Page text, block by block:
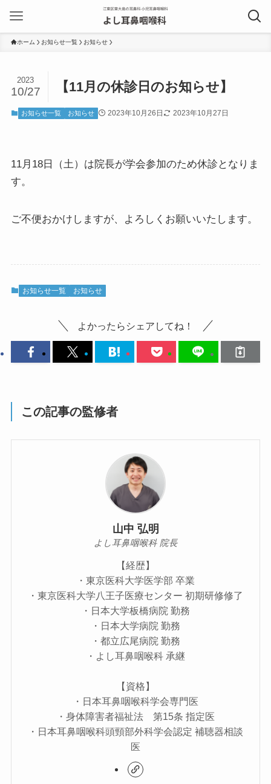
ホーム お知らせ一覧 お知らせ
【11月の休診日のお知らせ】
2023
10/27
お知らせ一覧 お知らせ 2023年10月26日 2023年10月27日
11月18日（土）は院長が学会参加のため休診となりま
す。
ご不便おかけしますが、よろしくお願いいたします。
お知らせ一覧 お知らせ
よかったらシェアしてね！
この記事の監修者
山中 弘明
よし耳鼻咽喉科 院長
【経歴】
・東京医科大学医学部 卒業
・東京医科大学八王子医療センター 初期研修修了
・日本大学板橋病院 勤務
・日本大学病院 勤務
・都立広尾病院 勤務
・よし耳鼻咽喉科 承継
【資格】
・日本耳鼻咽喉科学会専門医
・身体障害者福祉法 第15条 指定医
・日本耳鼻咽喉科頭頸部外科学会認定 補聴器相談
医